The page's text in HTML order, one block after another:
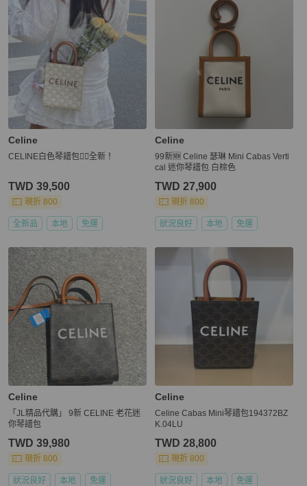
Celine
CELINE白色琴譜包❤️‍🔥全新！
TWD 39,500
現折 800
全新品 本地 免運
Celine
99新🆕 Celine 瑟琳 Mini Cabas Verti
cal 迷你琴譜包 白棕色
TWD 27,900
現折 800
狀況良好 本地 免運
Celine
「JL精品代購」 9新 CELINE 老花迷
你琴譜包
TWD 39,980
現折 800
狀況良好 本地 免運
Celine
Celine Cabas Mini琴譜包194372BZ
K.04LU
TWD 28,800
現折 800
狀況良好 本地 免運